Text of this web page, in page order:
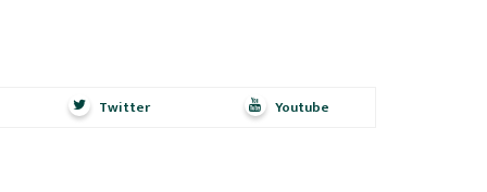
Twitter Youtube